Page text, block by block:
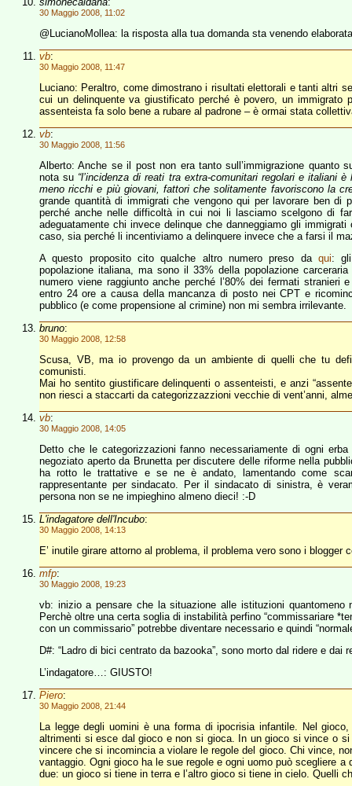
30 Maggio 2008, 11:02
@LucianoMollea: la risposta alla tua domanda sta venendo
vb:
30 Maggio 2008, 11:47
Luciano: Peraltro, come dimostrano i risultati elettorali e tanti altri
cui un delinquente va giustificato perché è povero, un
assenteista fa solo bene a rubare al padrone – è ormai stata
vb:
30 Maggio 2008, 11:56
Alberto: Anche se il post non era tanto sull’immigrazione quanto
nota su “l’incidenza di reati tra extra-comunitari regolari e italiani
meno ricchi e più giovani, fattori che solitamente favoriscono la
grande quantità di immigrati che vengono qui per lavorare ben di
perché anche nelle difficoltà in cui noi li lasciamo scelgono di
adeguatamente chi invece delinque che danneggiamo gli
caso, sia perché li incentiviamo a delinquere invece che a farsi il
A questo proposito cito qualche altro numero preso da qui: gli
popolazione italiana, ma sono il 33% della popolazione
numero viene raggiunto anche perché l’80% dei fermati stranieri
entro 24 ore a causa della mancanza di posto nei CPT e
pubblico (e come propensione al crimine) non mi sembra irrilevante.
bruno:
30 Maggio 2008, 12:58
Scusa, VB, ma io provengo da un ambiente di quelli che tu
comunisti.
Mai ho sentito giustificare delinquenti o assenteisti, e anzi
non riesci a staccarti da categorizzazzioni vecchie di vent’anni,
vb:
30 Maggio 2008, 14:05
Detto che le categorizzazioni fanno necessariamente di ogni
negoziato aperto da Brunetta per discutere delle riforme nella
ha rotto le trattative e se ne è andato, lamentando come
rappresentante per sindacato. Per il sindacato di sinistra, è
persona non se ne impieghino almeno dieci! :-D
L'indagatore dell'Incubo:
30 Maggio 2008, 14:13
E’ inutile girare attorno al problema, il problema vero sono i blogger
mfp:
30 Maggio 2008, 19:23
vb: inizio a pensare che la situazione alle istituzioni quantomeno
Perchè oltre una certa soglia di instabilità perfino “commissariare
con un commissario” potrebbe diventare necessario e quindi
D#: “Ladro di bici centrato da bazooka”, sono morto dal ridere e
L’indagatore…: GIUSTO!
Piero:
30 Maggio 2008, 21:44
La legge degli uomini è una forma di ipocrisia infantile. Nel
altrimenti si esce dal gioco e non si gioca. In un gioco si vince o
vincere che si incomincia a violare le regole del gioco. Chi vince,
vantaggio. Ogni gioco ha le sue regole e ogni uomo può scegliere
due: un gioco si tiene in terra e l’altro gioco si tiene in cielo. Quelli